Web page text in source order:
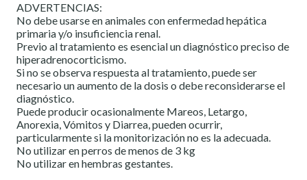
ADVERTENCIAS:
No debe usarse en animales con enfermedad hepática
primaria y/o insuficiencia renal.
Previo al tratamiento es esencial un diagnóstico preciso de
hiperadrenocorticismo.
Si no se observa respuesta al tratamiento, puede ser
necesario un aumento de la dosis o debe reconsiderarse el
diagnóstico.
Puede producir ocasionalmente Mareos, Letargo,
Anorexia, Vómitos y Diarrea, pueden ocurrir,
particularmente si la monitorización no es la adecuada.
No utilizar en perros de menos de 3 kg
No utilizar en hembras gestantes.